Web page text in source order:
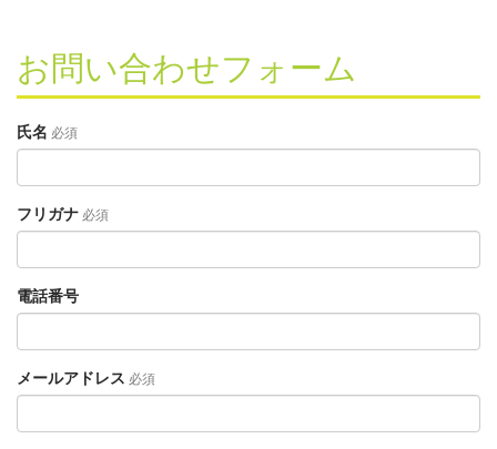
お問い合わせフォーム
氏名 必須
フリガナ 必須
電話番号
メールアドレス 必須